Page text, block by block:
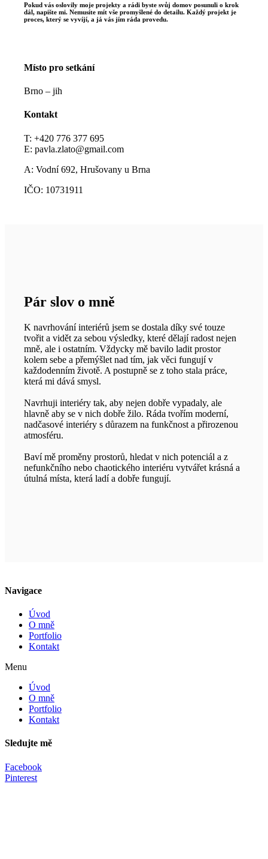
Pokud vás oslovily moje projekty a rádi byste svůj domov posunuli o krok
dál, napište mi. Nemusíte mít vše promyšlené do detailu. Každý projekt je
proces, který se vyvíjí, a já vás jím ráda provedu.
Místo pro setkání
Brno – jih
Kontakt
T: +420 776 377 695
E: pavla.zlato@gmail.com
A: Vodní 692, Hrušovany u Brna
IČO: 10731911
Pár slov o mně
K navrhování interiérů jsem se dostala díky své touze
tvořit a vidět za sebou výsledky, které dělají radost nejen
mně, ale i ostatním. Vždycky mě bavilo ladit prostor
kolem sebe a přemýšlet nad tím, jak věci fungují v
každodenním životě. A postupně se z toho stala práce,
která mi dává smysl.
Navrhuji interiéry tak, aby nejen dobře vypadaly, ale
hlavně aby se v nich dobře žilo. Ráda tvořím moderní,
nadčasové interiéry s důrazem na funkčnost a přirozenou
atmosféru.
Baví mě proměny prostorů, hledat v nich potenciál a z
nefunkčního nebo chaotického interiéru vytvářet krásná a
útulná místa, která ladí a dobře fungují.
Navigace
Úvod
O mně
Portfolio
Kontakt
Menu
Úvod
O mně
Portfolio
Kontakt
Sledujte mě
Facebook
Pinterest